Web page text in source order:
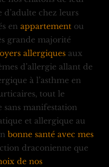
d’adulte chez leurs
enappartement ou
grande majorité
allergiques aux
d’allergie allant de
à l’asthme en
tout le
manifestation
et allergique au
bonne santé avec mes
draconienne que
de nos